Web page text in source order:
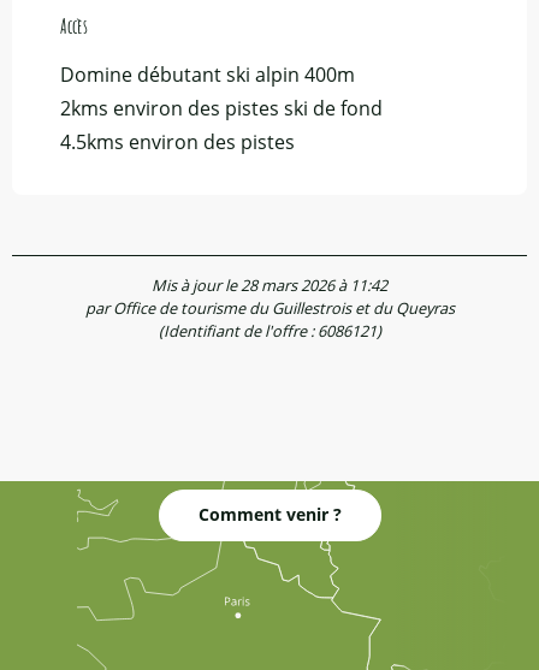
Accès
Accès
Domine débutant ski alpin 400m
2kms environ des pistes ski de fond
4.5kms environ des pistes
Mis à jour le 28 mars 2026 à 11:42
par Office de tourisme du Guillestrois et du Queyras
(Identifiant de l'offre :6086121)
Comment venir ?